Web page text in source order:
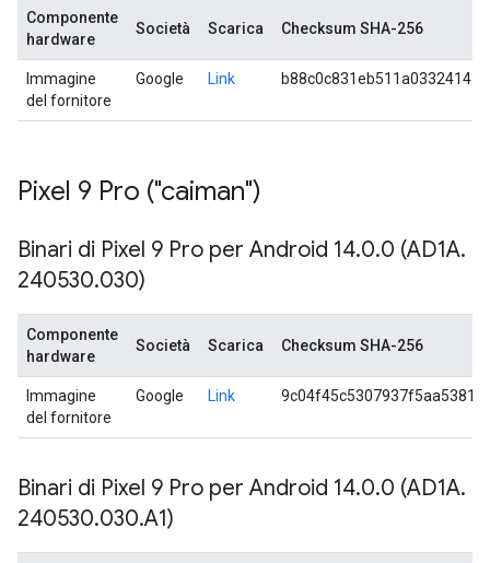
Componente
hardware
Società Scarica Checksum SHA-256
Immagine
del fornitore
Google Link
Pixel 9 Pro ("caiman")
Binari di Pixel 9 Pro per Android 14.0.0 (AD1A.
240530.030)
Componente
hardware
Società Scarica Checksum SHA-256
Immagine
del fornitore
Google Link
Binari di Pixel 9 Pro per Android 14.0.0 (AD1A.
240530.030.A1)